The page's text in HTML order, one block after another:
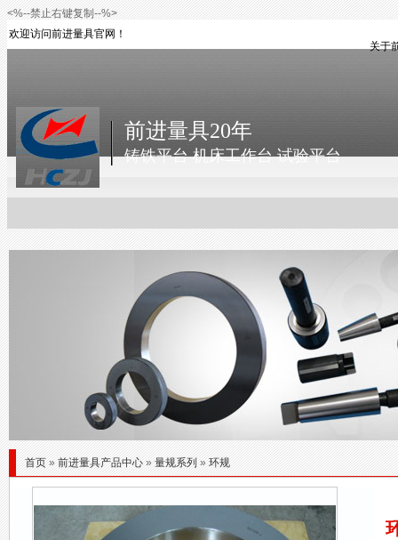
<%--禁止右键复制--%>
欢迎访问前进量具官网！
关于
前进量具20年
铸铁平台 机床工作台 试验平台
首页»前进量具产品中心»量规系列 »环规